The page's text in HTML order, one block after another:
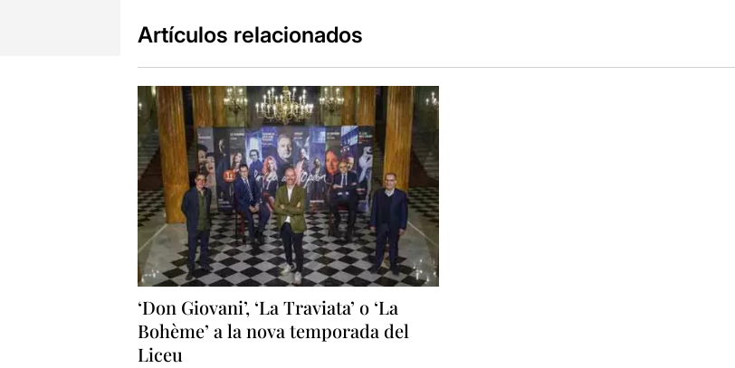
Artículos relacionados
‘Don Giovani’, ‘La Traviata’ o ‘La
Bohème’ a la nova temporada del
Liceu